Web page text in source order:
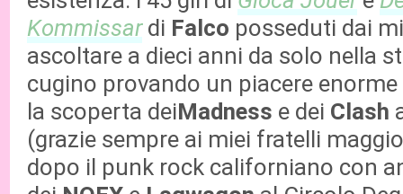
Kommissardi Falco posseduti dai
ascoltare a dieci anni da solo nella
cugino provando un piacere enorme
la scoperta deiMadness e dei Clash
(grazie sempre ai miei fratelli
dopo il punk rock californiano con